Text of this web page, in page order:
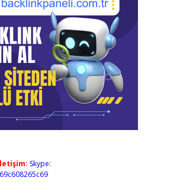
Skype: